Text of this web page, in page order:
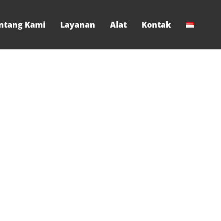
Kami Layanan Alat Kontak